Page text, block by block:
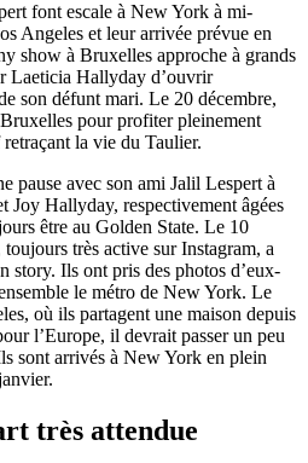
font escale à New York à mi-
Angeles et leur arrivée prévue en
show à Bruxelles approche à grands
Laeticia Hallyday d’ouvrir
son défunt mari. Le 20 décembre,
pour profiter pleinement
la vie du Taulier.
pause avec son ami Jalil Lespert à
Joy Hallyday, respectivement âgées
être au Golden State. Le 10
très active sur Instagram, a
story. Ils ont pris des photos d’eux-
le métro de New York. Le
où ils partagent une maison depuis
l’Europe, il devrait passer un peu
sont arrivés à New York en plein
très attendue